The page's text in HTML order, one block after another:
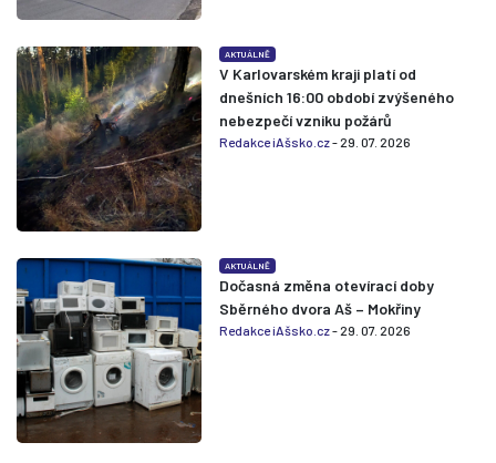
AKTUÁLNĚ
V Karlovarském kraji platí od
dnešních 16:00 období zvýšeného
nebezpečí vzniku požárů
Redakce iAšsko.cz- 29. 07. 2026
AKTUÁLNĚ
Dočasná změna otevírací doby
Sběrného dvora Aš – Mokřiny
Redakce iAšsko.cz- 29. 07. 2026